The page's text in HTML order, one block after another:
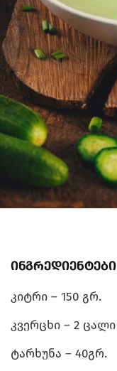
ინგრედიენტები
კიტრი – 150 გრ.
კვერცხი – 2 ცალი
ტარხუნა – 40გრ.